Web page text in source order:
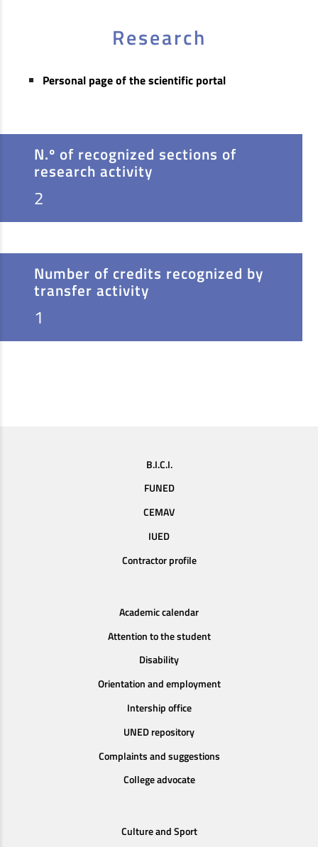
Research
Personal page of the scientific portal
N.º of recognized sections of
research activity
2
Number of credits recognized by
transfer activity
1
B.I.C.I.
FUNED
CEMAV
IUED
Contractor profile
Academic calendar
Attention to the student
Disability
Orientation and employment
Intership office
UNED repository
Complaints and suggestions
College advocate
Culture and Sport